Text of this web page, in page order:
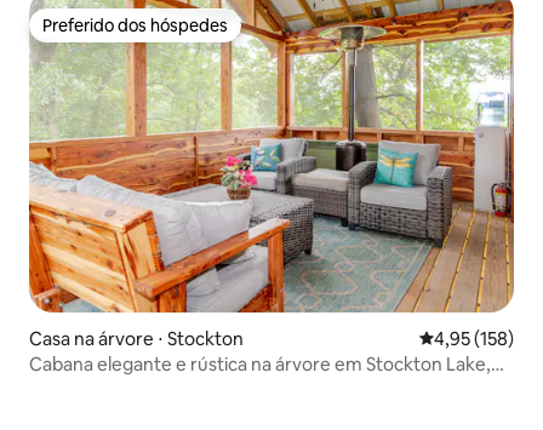
Preferido dos hóspedes
Preferido dos hóspedes
Casa na árvore ⋅ Stockton 4,95 de uma
4,95 (158)
Cabana elegante e rústica na árvore em Stockton Lake,